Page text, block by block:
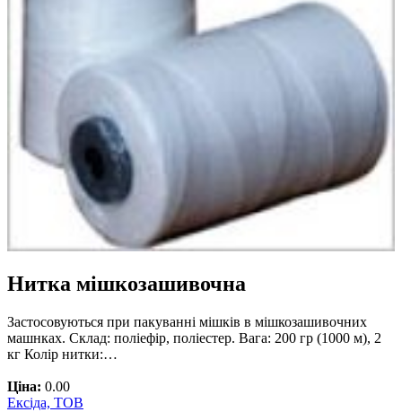
Нитка мішкозашивочна
Застосовуються при пакуванні мішків в мішкозашивочних
машнках. Склад: поліефір, поліестер. Вага: 200 гр (1000 м), 2
кг Колір нитки:…
Ціна: 0.00
Ексіда, ТОВ